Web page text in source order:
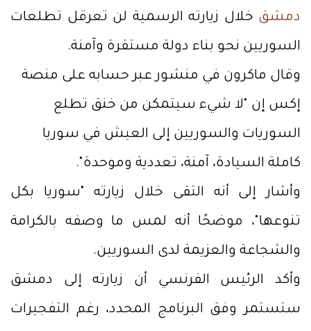
دمشق خلال زيارته الرسمية لن تعرقل تطلعات
السوريين نحو بناء دولة مستقرة وآمنة.
وقال ماكرون في منشور عبر حسابه على منصة
إكس إن "لا شيء سيتمكن من خنق تطلع
السوريات والسوريين إلى العيش في سوريا
كاملة السيادة، آمنة، تعددية وموحدة".
وأشار إلى أنه التقى خلال زيارته "سوريا بكل
تنوعها"، موضحًا أنه لمس ما وصفه بالكرامة
والشجاعة والعزيمة لدى السوريين.
وأكد الرئيس الفرنسي أن زيارته إلى دمشق
ستستمر وفق البرنامج المحدد، رغم التفجيرات